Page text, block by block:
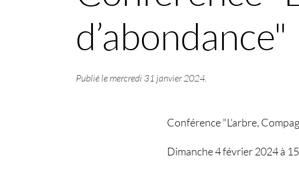
d’abondance"
Publié le mercredi 31 janvier 2024.
Conférence "L’arbre,
Dimanche 4 février 2024 à